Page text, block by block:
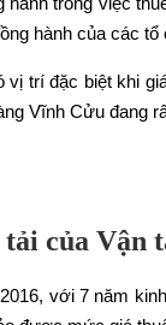
hành của các
trí đặc biệt khi
Vĩnh Cửu đang
của Vận
với 7 năm